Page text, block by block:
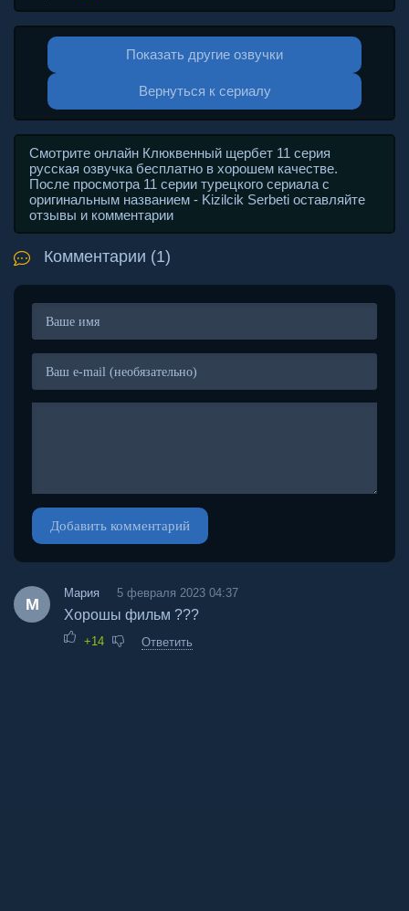
Показать другие озвучки
Вернуться к сериалу
Смотрите онлайн Клюквенный щербет 11 серия
русская озвучка бесплатно в хорошем качестве.
После просмотра 11 серии турецкого сериала с
оригинальным названием - Kizilcik Serbeti оставляйте
отзывы и комментарии
Комментарии (1)
Добавить комментарий
М
Мария 5 февраля 2023 04:37
Хорошы фильм ???
+14 Ответить